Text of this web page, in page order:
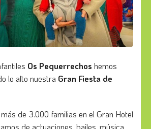
Os Pequerrechos hemos
lo alto nuestra Gran Fiesta de
de 3.000 familias en el Gran Hotel
de actuaciones, bailes, música,